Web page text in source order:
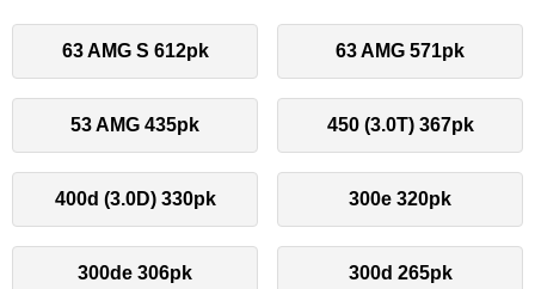
63 AMG S 612pk 63 AMG 571pk
53 AMG 435pk 450 (3.0T) 367pk
400d (3.0D) 330pk 300e 320pk
300de 306pk 300d 265pk